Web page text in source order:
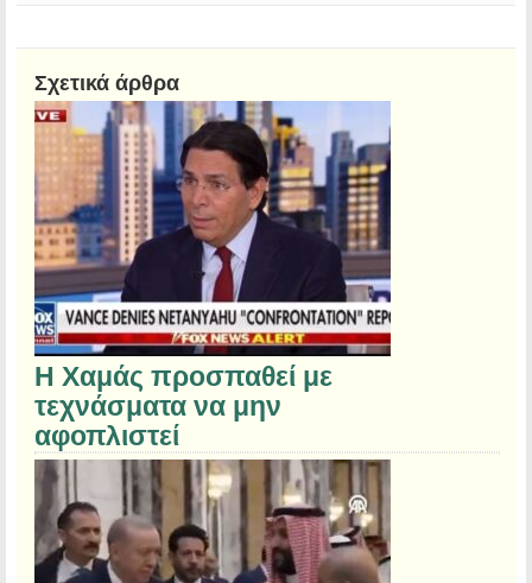
Σχετικά άρθρα
Η Χαμάς προσπαθεί με
τεχνάσματα να μην
αφοπλιστεί